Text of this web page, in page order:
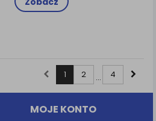
1 2 ... 4
MOJE KONTO